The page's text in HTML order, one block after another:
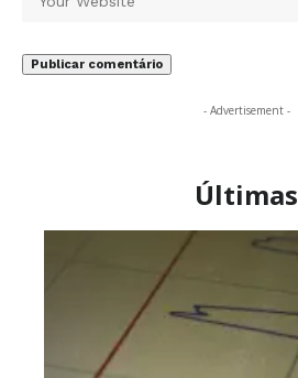
- Advertisement -
Últimas